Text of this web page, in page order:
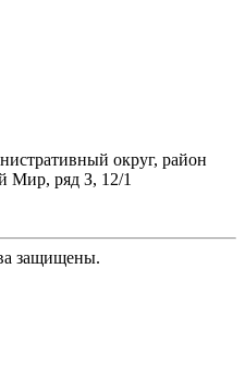
округ, район
Мир, ряд З, 12/1
защищены.